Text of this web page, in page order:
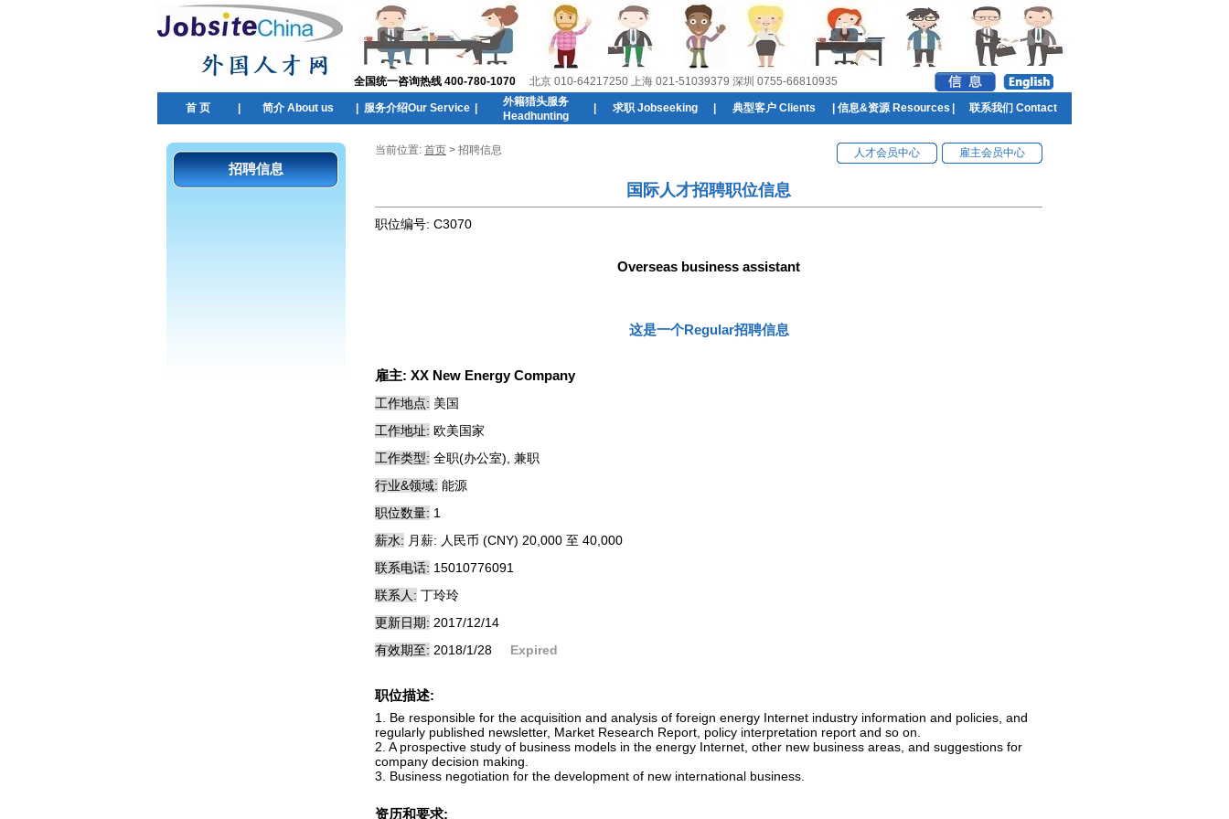
全国统一咨询热线 400-780-1070 北京 010-64217250 上海 021-51039379 深圳 0755-66810935
首 页 简介 About us 服务介绍Our Service
外籍猎头服务
Headhunting
求职 Jobseeking 典型客户 Clients 信息&资源 Resources 联系我们 Contact
招聘信息
当前位置: 首页 > 招聘信息 人才会员中心 雇主会员中心
国际人才招聘职位信息
职位编号: C3070
Overseas business assistant
这是一个Regular招聘信息
雇主: XX New Energy Company
工作地点: 美国
工作地址: 欧美国家
工作类型: 全职(办公室), 兼职
行业&领域: 能源
职位数量: 1
薪水: 月薪: 人民币 (CNY) 20,000 至 40,000
联系电话: 15010776091
联系人: 丁玲玲
更新日期: 2017/12/14
有效期至: 2018/1/28 Expired
职位描述:
1. Be responsible for the acquisition and analysis of foreign energy Internet industry information and policies, and
regularly published newsletter, Market Research Report, policy interpretation report and so on.
2. A prospective study of business models in the energy Internet, other new business areas, and suggestions for
company decision making.
3. Business negotiation for the development of new international business.
资历和要求: